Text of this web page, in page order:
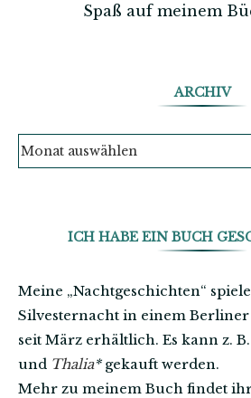
Spaß auf meinem
ARCHIV
ICH HABE EIN BUCH
Meine „Nachtgeschichten“
Silvesternacht in einem Berliner
seit März erhältlich. Es kann z.
und Thalia*gekauft werden.
Mehr zu meinem Buch findet